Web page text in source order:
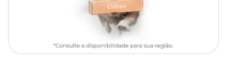
Aplique uma pequena quantidade de creme dental específico para